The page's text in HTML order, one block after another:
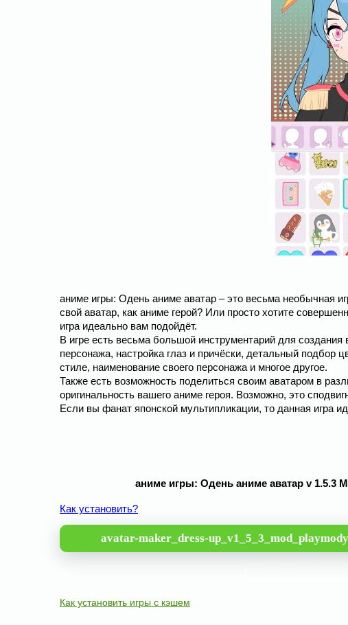
аниме игры: Одень аниме аватар – это весьма необычная
свой аватар, как аниме герой? Или просто хотите
игра идеально вам подойдёт.
В игре есть весьма большой инструментарий для
персонажа, настройка глаз и причёски, детальный подбор
стиле, наименование своего персонажа и многое другое.
Также есть возможность поделиться своим аватаром в
оригинальность вашего аниме героя. Возможно, это
Если вы фанат японской мультипликации, то данная игра
аниме игры: Одень аниме аватар v 1.5.3
Как установить?
avatar-maker_dress-
Как установить игры с кэшем